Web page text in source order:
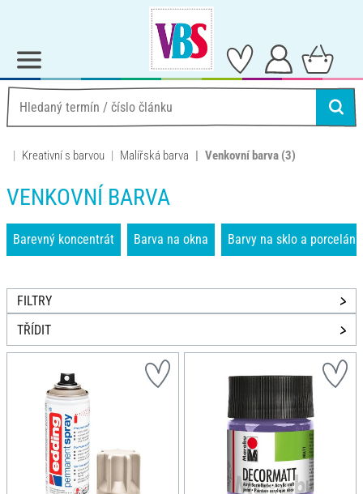
Kreativní s barvou Malířská barva Venkovní barva (3)
VENKOVNÍ BARVA
Barevný koncentrát Barva na okna Barvy na sklo a porcelán
FILTRY
TŘÍDIT